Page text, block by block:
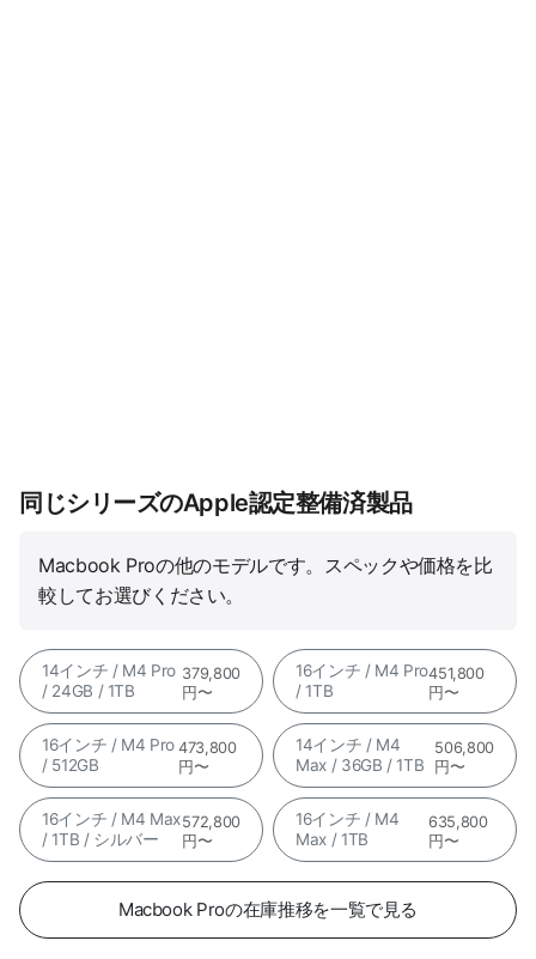
同じシリーズのApple認定整備済製品
Macbook Proの他のモデルです。スペックや価格を比
較してお選びください。
14インチ / M4 Pro
/ 24GB / 1TB
379,800
円〜
16インチ / M4 Pro
/ 1TB
451,800
円〜
16インチ / M4 Pro
/ 512GB
473,800
円〜
14インチ / M4
Max / 36GB / 1TB
506,800
円〜
16インチ / M4 Max
/ 1TB / シルバー
572,800
円〜
16インチ / M4
Max / 1TB
635,800
円〜
Macbook Proの在庫推移を一覧で見る